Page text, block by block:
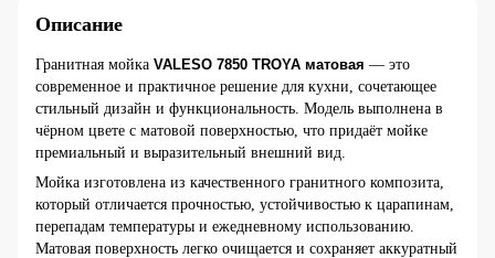
Описание
Гранитная мойка VALESO 7850 TROYA матовая — это
современное и практичное решение для кухни, сочетающее
стильный дизайн и функциональность. Модель выполнена в
чёрном цвете с матовой поверхностью, что придаёт мойке
премиальный и выразительный внешний вид.
Мойка изготовлена из качественного гранитного композита,
который отличается прочностью, устойчивостью к царапинам,
перепадам температуры и ежедневному использованию.
Матовая поверхность легко очищается и сохраняет аккуратный